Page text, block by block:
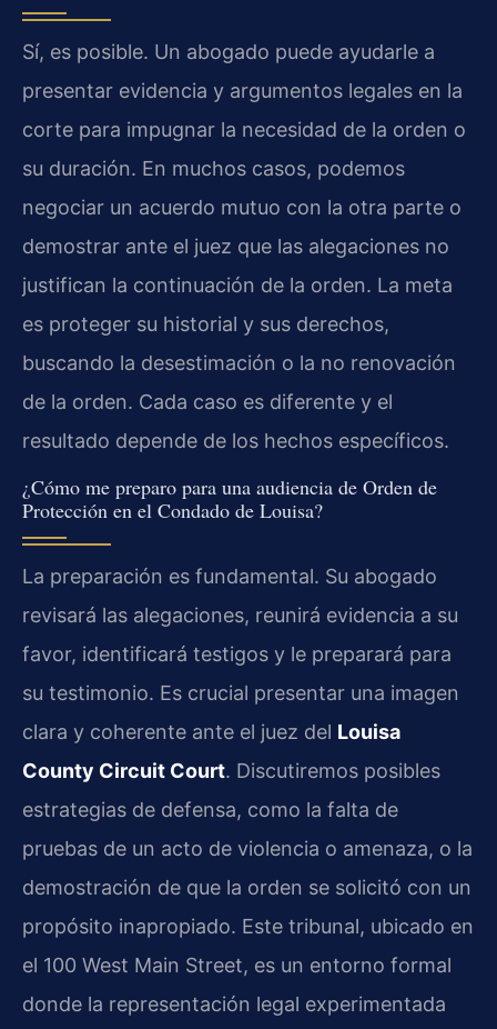
Sí, es posible. Un abogado puede ayudarle a
presentar evidencia y argumentos legales en la
corte para impugnar la necesidad de la orden o
su duración. En muchos casos, podemos
negociar un acuerdo mutuo con la otra parte o
demostrar ante el juez que las alegaciones no
justifican la continuación de la orden. La meta
es proteger su historial y sus derechos,
buscando la desestimación o la no renovación
de la orden. Cada caso es diferente y el
resultado depende de los hechos específicos.
¿Cómo me preparo para una audiencia de Orden de
Protección en el Condado de Louisa?
La preparación es fundamental. Su abogado
revisará las alegaciones, reunirá evidencia a su
favor, identificará testigos y le preparará para
su testimonio. Es crucial presentar una imagen
clara y coherente ante el juez del Louisa
County Circuit Court. Discutiremos posibles
estrategias de defensa, como la falta de
pruebas de un acto de violencia o amenaza, o la
demostración de que la orden se solicitó con un
propósito inapropiado. Este tribunal, ubicado en
el 100 West Main Street, es un entorno formal
donde la representación legal experimentada